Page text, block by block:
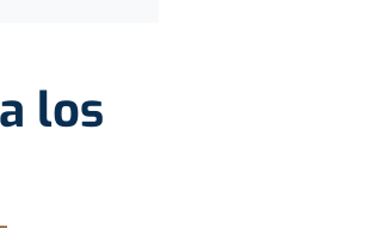
los